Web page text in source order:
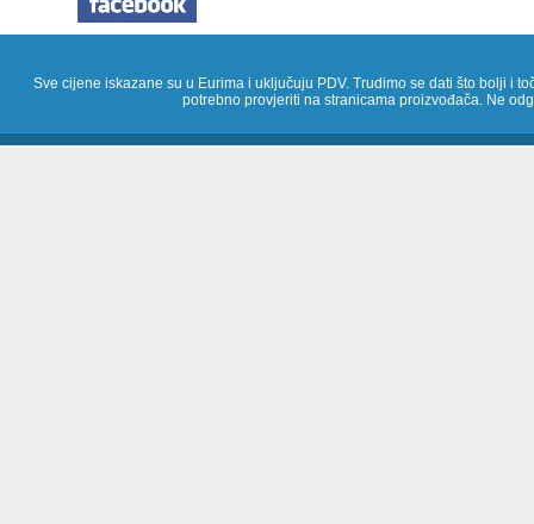
Sve cijene iskazane su u Eurima i uključuju PDV. Trudimo se dati što bolji i
potrebno provjeriti na stranicama proizvođača. Ne